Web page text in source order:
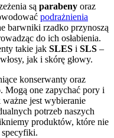
są parabeny oraz
podrażnienia
barwniki rzadko przynoszą
do ich osłabienia.
takie jak SLES i SLS –
jak i skórę głowy.
konserwanty oraz
Mogą one zapychać pory i
jest wybieranie
potrzeb naszych
produktów, które nie
specyfiki.